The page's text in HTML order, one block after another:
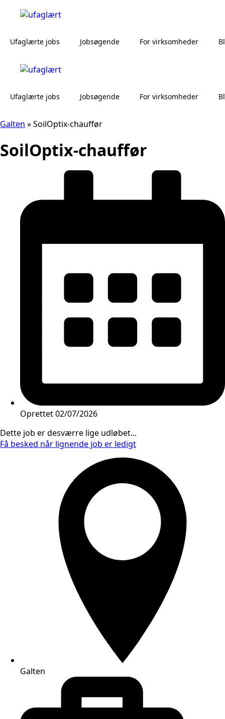
Ufaglærte jobs Jobsøgende For virksomheder
Ufaglærte jobs Jobsøgende For virksomheder
Galten »SoilOptix-chauffør
SoilOptix-chauffør
Oprettet02/07/2026
Dette job er desværre lige udløbet...
Få besked når lignende job er ledigt
Galten